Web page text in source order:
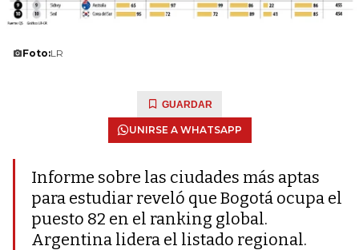
Foto:LR
GUARDAR
UNIRSE A WHATSAPP
Informe sobre las ciudades más aptas
para estudiar reveló que Bogotá ocupa el
puesto 82 en el ranking global.
Argentina lidera el listado regional.